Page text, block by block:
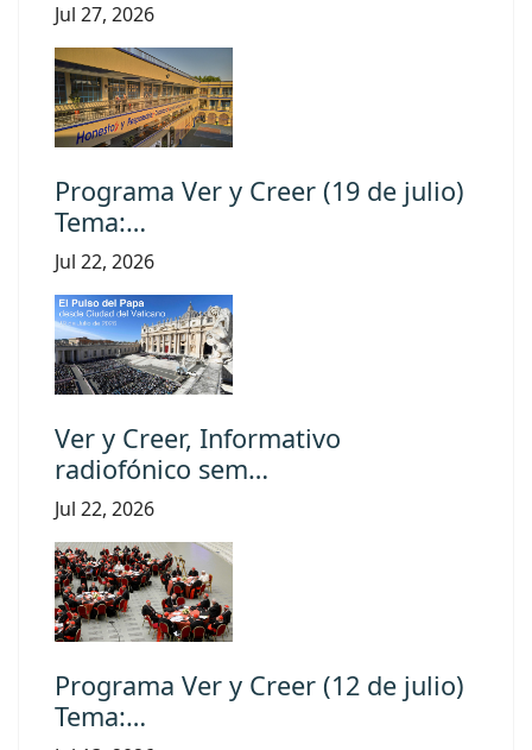
Jul 27, 2026
Programa Ver y Creer (19 de julio)
Tema:…
Jul 22, 2026
Ver y Creer, Informativo
radiofónico sem…
Jul 22, 2026
Programa Ver y Creer (12 de julio)
Tema:…